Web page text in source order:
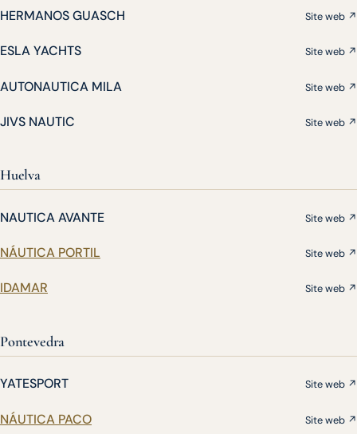
HERMANOS GUASCH Site web ↗
ESLA YACHTS Site web ↗
AUTONAUTICA MILA Site web ↗
JIVS NAUTIC Site web ↗
Huelva
NAUTICA AVANTE Site web ↗
NÁUTICA PORTIL Site web ↗
IDAMAR Site web ↗
Pontevedra
YATESPORT Site web ↗
NÁUTICA PACO Site web ↗